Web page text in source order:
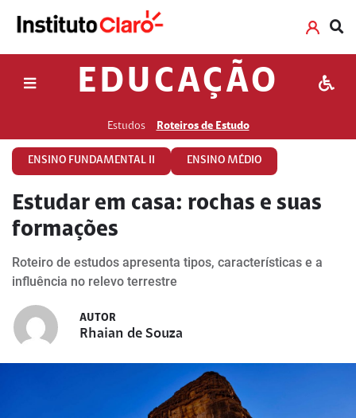
EDUCAÇÃO
Estudos Roteiros de Estudo
ENSINO FUNDAMENTAL II ENSINO MÉDIO
Estudar em casa: rochas e suas
formações
Roteiro de estudos apresenta tipos, características e a
influência no relevo terrestre
AUTOR
Rhaian de Souza